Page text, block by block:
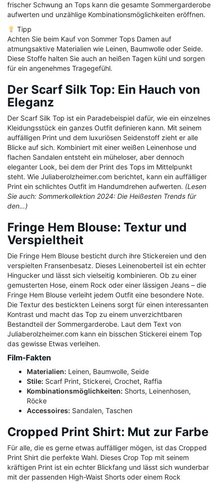
frischer Schwung an Tops kann die gesamte Sommergarderobe
aufwerten und unzählige Kombinationsmöglichkeiten eröffnen.
Tipp
Achten Sie beim Kauf von Sommer Tops Damen auf
atmungsaktive Materialien wie Leinen, Baumwolle oder Seide.
Diese Stoffe halten Sie auch an heißen Tagen kühl und sorgen
für ein angenehmes Tragegefühl.
Der Scarf Silk Top: Ein Hauch von
Eleganz
Der Scarf Silk Top ist ein Paradebeispiel dafür, wie ein einzelnes
Kleidungsstück ein ganzes Outfit definieren kann. Mit seinem
auffälligen Print und dem luxuriösen Seidenstoff zieht er alle
Blicke auf sich. Kombiniert mit einer weißen Leinenhose und
flachen Sandalen entsteht ein müheloser, aber dennoch
eleganter Look, bei dem der Print des Tops im Mittelpunkt
steht. Wie Juliaberolzheimer.com berichtet, kann ein auffälliger
Print ein schlichtes Outfit im Handumdrehen aufwerten. (Lesen
Sie auch: Sommerkollektion 2024: Die Heißesten Trends für
den…)
Fringe Hem Blouse: Textur und
Verspieltheit
Die Fringe Hem Blouse besticht durch ihre Stickereien und den
verspielten Fransenbesatz. Dieses Leinenoberteil ist ein echter
Hingucker und lässt sich vielseitig kombinieren. Ob zu einer
gemusterten Hose, einem Rock oder einer lässigen Jeans – die
Fringe Hem Blouse verleiht jedem Outfit eine besondere Note.
Die Textur des bestickten Leinens sorgt für einen interessanten
Kontrast und macht das Top zu einem unverzichtbaren
Bestandteil der Sommergarderobe. Laut dem Text von
Juliaberolzheimer.com kann ein bisschen Stickerei einem Top
das gewisse Etwas verleihen.
Film-Fakten
Materialien: Leinen, Baumwolle, Seide
Stile: Scarf Print, Stickerei, Crochet, Raffia
Kombinationsmöglichkeiten: Shorts, Leinenhosen,
Röcke
Accessoires: Sandalen, Taschen
Cropped Print Shirt: Mut zur Farbe
Für alle, die es gerne etwas auffälliger mögen, ist das Cropped
Print Shirt die perfekte Wahl. Dieses Crop Top mit seinem
kräftigen Print ist ein echter Blickfang und lässt sich wunderbar
mit der passenden High-Waist Shorts oder einem Rock